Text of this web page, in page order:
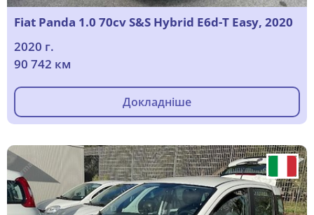
Fiat Panda 1.0 70cv S&S Hybrid E6d-T Easy, 2020
2020 г.
90 742 км
Докладніше